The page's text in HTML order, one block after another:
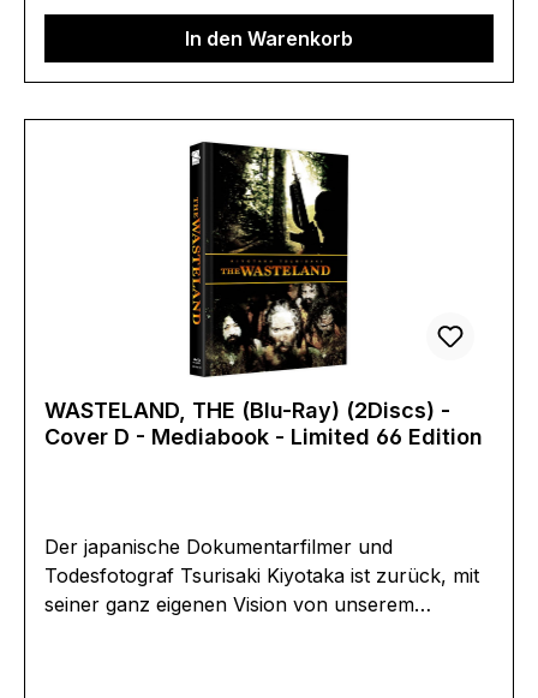
(1080p)Produktion:1978 USARegisseur:John
Alan SchwartzSchauspieler:Michael
Hersteller (Informationspflichten zur GPSR
Produktsicherheitsverordnung)Herstellerinforma
tionen:VZ Handelsgesellschaft mbHBramsfeld
945968 Gladbeck+49 2043 969380
In den Warenkorb
WASTELAND, THE (Blu-Ray) (2Discs) -
Cover D - Mediabook - Limited 66 Edition
Der japanische Dokumentarfilmer und
Todesfotograf Tsurisaki Kiyotaka ist zurück, mit
seiner ganz eigenen Vision von unserem